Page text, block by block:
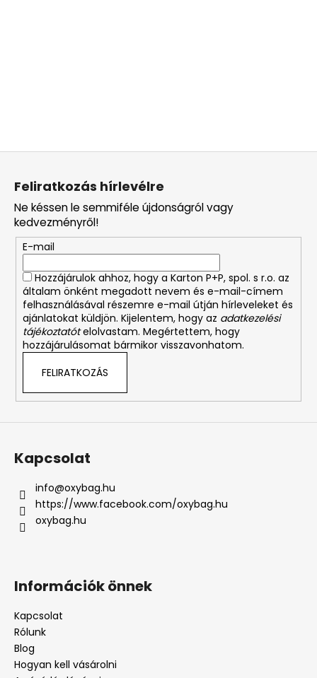
L
Feliratkozás hírlevélre
Ne késsen le semmiféle újdonságról vagy
kedvezményről!
E-mail
Hozzájárulok ahhoz, hogy a Karton P+P, spol. s r.o. az
általam önként megadott nevem és e-mail-címem
felhasználásával részemre e-mail útján hírleveleket és
ajánlatokat küldjön. Kijelentem, hogy az adatkezelési
tájékoztatótelolvastam. Megértettem, hogy
hozzájárulásomat bármikor visszavonhatom.
FELIRATKOZÁS
Kapcsolat
info@oxybag.hu
https://www.facebook.com/oxybag.hu
oxybag.hu
Információk önnek
Kapcsolat
Rólunk
Blog
Hogyan kell vásárolni